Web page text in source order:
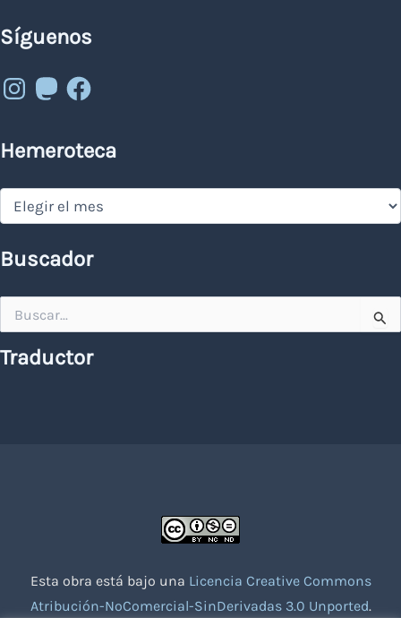
Síguenos
Instagram
MastodonFacebook
Hemeroteca
Hemeroteca
Buscador
por:
Traductor
Esta obra está bajo una Licencia Creative Commons
Atribución-NoComercial-SinDerivadas 3.0 Unported.